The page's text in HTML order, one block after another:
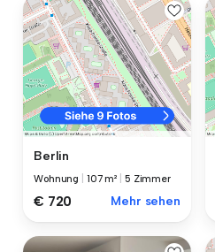
Berlin
Wohnung 107 m² 5 Zimmer
€ 720 Mehr sehen